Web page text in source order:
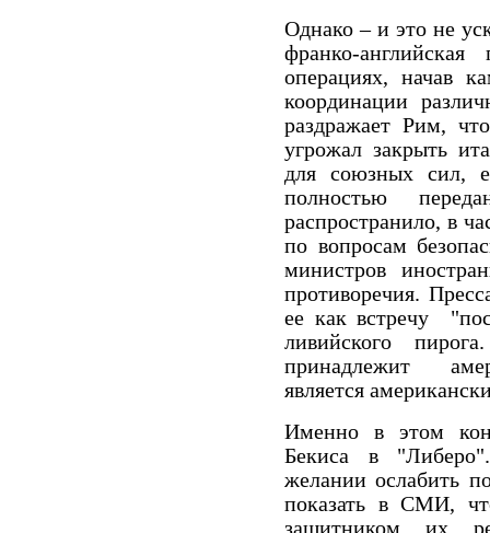
Однако – и это не
франко-
операциях, начав
координации
раздражает Рим,
угрожал закрыть
для союзных сил,
полностью
распространило, в
по вопросам
министров
противоречия.
ее как встречу
ливийского
принадлежит
является
Именно в этом
Бекиса в
желании ослабить
показать в СМИ,
защитником их